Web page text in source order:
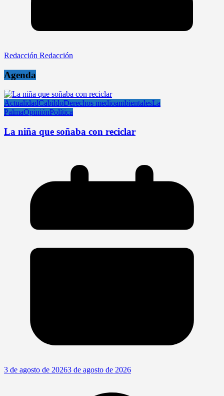
Redacción Redacción
Agenda
ActualidadCabildoDerechos medioambientalesLa
PalmaOpiniónPolítica
La niña que soñaba con reciclar
3 de agosto de 20263 de agosto de 2026